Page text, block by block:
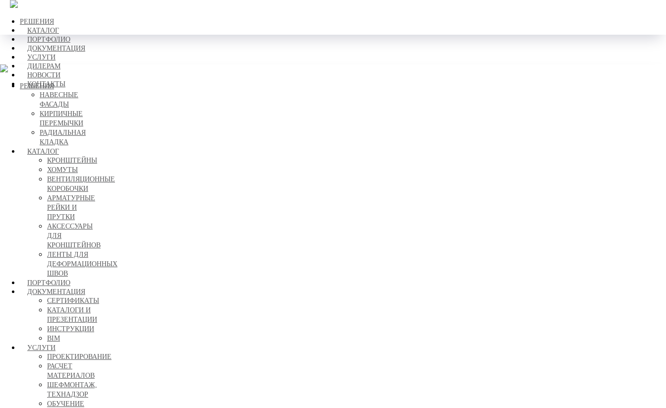
РЕШЕНИЯ
КАТАЛОГ
ПОРТФОЛИО
ДОКУМЕНТАЦИЯ
УСЛУГИ
ДИЛЕРАМ
НОВОСТИ
КОНТАКТЫ
РЕШЕНИЯ
НАВЕСНЫЕ
ФАСАДЫ
КИРПИЧНЫЕ
ПЕРЕМЫЧКИ
РАДИАЛЬНАЯ
КЛАДКА
КАТАЛОГ
КРОНШТЕЙНЫ
ХОМУТЫ
ВЕНТИЛЯЦИОННЫЕ
КОРОБОЧКИ
АРМАТУРНЫЕ
РЕЙКИ И
ПРУТКИ
АКСЕССУАРЫ
ДЛЯ
КРОНШТЕЙНОВ
ЛЕНТЫ ДЛЯ
ДЕФОРМАЦИОННЫХ
ШВОВ
ПОРТФОЛИО
ДОКУМЕНТАЦИЯ
СЕРТИФИКАТЫ
КАТАЛОГИ И
ПРЕЗЕНТАЦИИ
ИНСТРУКЦИИ
BIM
УСЛУГИ
ПРОЕКТИРОВАНИЕ
РАСЧЕТ
МАТЕРИАЛОВ
ШЕФМОНТАЖ,
ТЕХНАДЗОР
ОБУЧЕНИЕ